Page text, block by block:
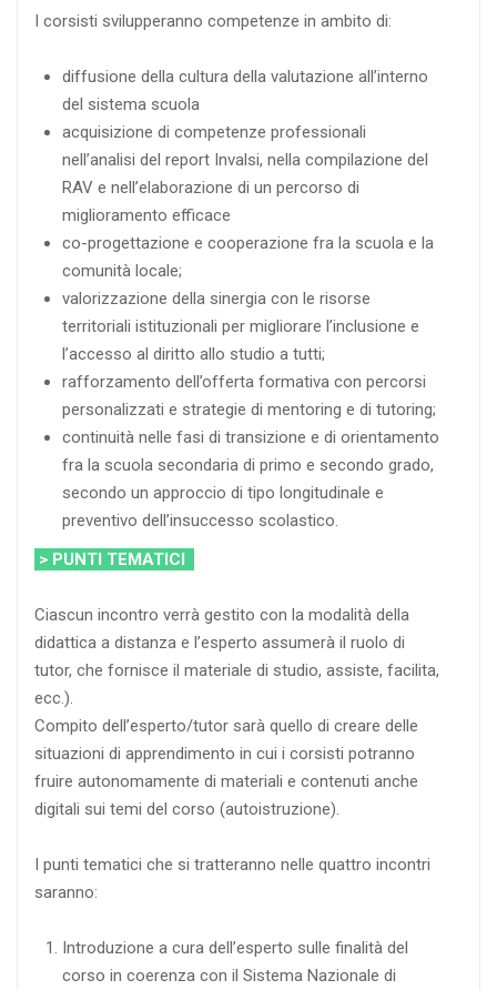
I corsisti svilupperanno competenze in ambito di:
diffusione della cultura della valutazione all’interno
del sistema scuola
acquisizione di competenze professionali
nell’analisi del report Invalsi, nella compilazione del
RAV e nell’elaborazione di un percorso di
miglioramento efficace
co-progettazione e cooperazione fra la scuola e la
comunità locale;
valorizzazione della sinergia con le risorse
territoriali istituzionali per migliorare l’inclusione e
l’accesso al diritto allo studio a tutti;
rafforzamento dell’offerta formativa con percorsi
personalizzati e strategie di mentoring e di tutoring;
continuità nelle fasi di transizione e di orientamento
fra la scuola secondaria di primo e secondo grado,
secondo un approccio di tipo longitudinale e
preventivo dell’insuccesso scolastico.
> PUNTI TEMATICI
Ciascun incontro verrà gestito con la modalità della
didattica a distanza e l’esperto assumerà il ruolo di
tutor, che fornisce il materiale di studio, assiste, facilita,
ecc.).
Compito dell’esperto/tutor sarà quello di creare delle
situazioni di apprendimento in cui i corsisti potranno
fruire autonomamente di materiali e contenuti anche
digitali sui temi del corso (autoistruzione).
I punti tematici che si tratteranno nelle quattro incontri
saranno:
Introduzione a cura dell’esperto sulle finalità del
corso in coerenza con il Sistema Nazionale di